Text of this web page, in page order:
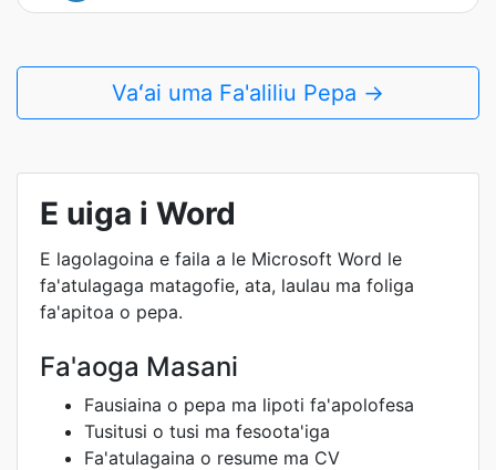
Vaʻai uma Fa'aliliu Pepa →
E uiga i Word
E lagolagoina e faila a le Microsoft Word le
fa'atulagaga matagofie, ata, laulau ma foliga
fa'apitoa o pepa.
Fa'aoga Masani
Fausiaina o pepa ma lipoti fa'apolofesa
Tusitusi o tusi ma fesoota'iga
Fa'atulagaina o resume ma CV